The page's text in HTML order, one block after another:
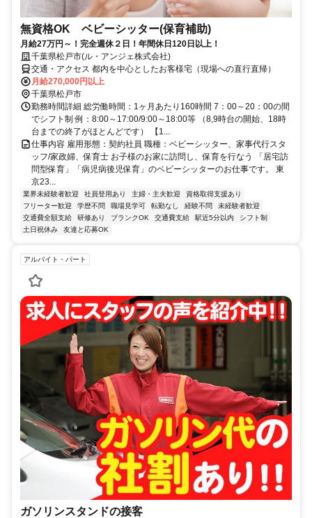
無資格OK ベビーシッター(保育補助)
月給27万円～！完全週休２日！年間休日120日以上！
千葉県松戸市(ル・アンジェ株式会社)
交通・アクセス 都内を中心としたお客様宅（現場への直行直帰）
月給270,000円以上
千葉県松戸市
勤務時間詳細 総労働時間：1ヶ月あたり160時間 7：00～20：00の間
でシフト制 例：8:00～17:00/9:00～18:00等 （8,9時台の開始、18時
台までの終了がほとんどです） 【1...
仕事内容 雇用形態：契約社員 職種：ベビーシッター、家事代行スタ
ッフ/家政婦、保育士 お子様のお家に訪問し、保育を行なう 「居宅訪
問型保育」「病児病後児保育」のベビーシッターのお仕事です。 東
京23...
業界未経験者歓迎 社員登用あり 主婦・主夫歓迎
資格取得支援あり
フリーター歓迎
学歴不問 職場見学可 転勤なし 経験不問
未経験者歓迎
交通費全額支給
研修あり ブランクOK 交通費支給 駅近5分以内
シフト制
土日祝休み
友達と応募OK
アルバイト・パート
ガソリンスタンドの接客